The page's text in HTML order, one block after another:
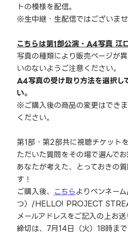
トの模様を配信。
※生中継・生配信ではございませ
こちらは第1部公演・A4写真 江
写真の種類により販売ページが
いのないようご注意ください。
A4写真の受け取り方法を選択し
い。
※ご購入後の商品の変更はでき
ください。
第1部・第2部共に視聴チケット
ただいた質問をその場で選んでお
あなたが考えた、とっておきの
す！
ご購入後、
こちら よりペンネー
つ）/HELLO! PROJECT
メールアドレスをご記入の上お送
締切は、7月14日（火）18時まで